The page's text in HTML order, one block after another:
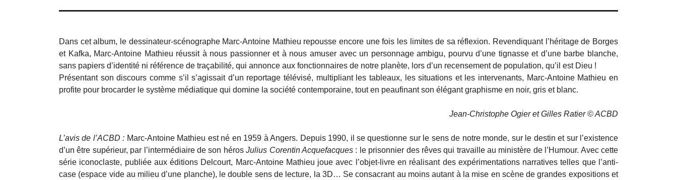
Dans cet album, le dessinateur-scénographe Marc-Antoine Mathieu repousse encore une fois les limites de sa réflexion. Revendiquant l’héritage de Borges
et Kafka, Marc-Antoine Mathieu réussit à nous passionner et à nous amuser avec un personnage ambigu, pourvu d’une tignasse et d’une barbe blanche,
sans papiers d’identité ni référence de traçabilité, qui annonce aux fonctionnaires de notre planète, lors d’un recensement de population, qu’il est Dieu !
Présentant son discours comme s’il s’agissait d’un reportage télévisé, multipliant les tableaux, les situations et les intervenants, Marc-Antoine Mathieu en
profite pour brocarder le système médiatique qui domine la société contemporaine, tout en peaufinant son élégant graphisme en noir, gris et blanc.
Jean-Christophe Ogier et Gilles Ratier © ACBD
L’avis de l’ACBD : Marc-Antoine Mathieu est né en 1959 à Angers. Depuis 1990, il se questionne sur le sens de notre monde, sur le destin et sur l’existence
d’un être supérieur, par l’intermédiaire de son hérosJulius Corentin Acquefacques : le prisonnier des rêves qui travaille au ministère de l’Humour. Avec cette
série iconoclaste, publiée aux éditions Delcourt, Marc-Antoine Mathieu joue avec l’objet-livre en réalisant des expérimentations narratives telles que l’anti-
case (espace vide au milieu d’une planche), le double sens de lecture, la 3D… Se consacrant au moins autant à la mise en scène de grandes expositions et